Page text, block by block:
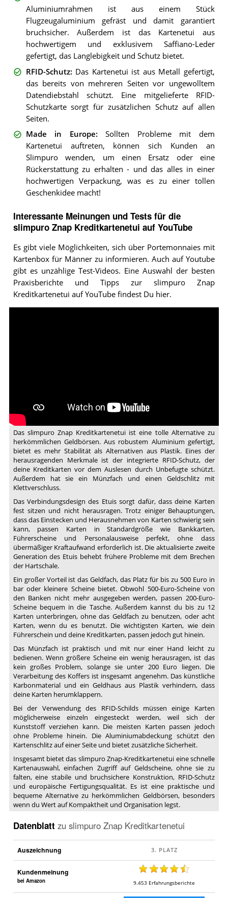
Aluminiumrahmen ist aus einem Stück
Flugzeugaluminium gefräst und damit garantiert
bruchsicher. Außerdem ist das Kartenetui aus
hochwertigem und exklusivem Saffiano-Leder
gefertigt, das Langlebigkeit und Schutz bietet.
RFID-Schutz: Das Kartenetui ist aus Metall gefertigt,
das bereits von mehreren Seiten vor ungewolltem
Datendiebstahl schützt. Eine mitgelieferte RFID-
Schutzkarte sorgt für zusätzlichen Schutz auf allen
Seiten.
Made in Europe:Sollten Probleme mit dem
Kartenetui auftreten, können sich Kunden an
Slimpuro wenden, um einen Ersatz oder eine
Rückerstattung zu erhalten - und das alles in einer
hochwertigen Verpackung, was es zu einer tollen
Geschenkidee macht!
Interessante Meinungen und Tests für die
slimpuro Znap Kreditkartenetui auf YouTube
Es gibt viele Möglichkeiten, sich über Portemonnaies mit
Kartenbox für Männer zu informieren. Auch auf Youtube
gibt es unzählige Test-Videos. Eine Auswahl der besten
Praxisberichte und Tipps zur slimpuro Znap
Kreditkartenetui auf YouTube findest Du hier.
Das slimpuro Znap Kreditkartenetui ist eine tolle Alternative zu
herkömmlichen Geldbörsen. Aus robustem Aluminium gefertigt,
bietet es mehr Stabilität als Alternativen aus Plastik. Eines der
herausragenden Merkmale ist der integrierte RFID-Schutz, der
deine Kreditkarten vor dem Auslesen durch Unbefugte schützt.
Außerdem hat sie ein Münzfach und einen Geldschlitz mit
Klettverschluss.
Das Verbindungsdesign des Etuis sorgt dafür, dass deine Karten
fest sitzen und nicht herausragen. Trotz einiger Behauptungen,
dass das Einstecken und Herausnehmen von Karten schwierig sein
kann, passen Karten in Standardgröße wie Bankkarten,
Führerscheine und Personalausweise perfekt, ohne dass
übermäßiger Kraftaufwand erforderlich ist. Die aktualisierte zweite
Generation des Etuis behebt frühere Probleme mit dem Brechen
der Hartschale.
Ein großer Vorteil ist das Geldfach, das Platz für bis zu 500 Euro in
bar oder kleinere Scheine bietet. Obwohl 500-Euro-Scheine von
den Banken nicht mehr ausgegeben werden, passen 200-Euro-
Scheine bequem in die Tasche. Außerdem kannst du bis zu 12
Karten unterbringen, ohne das Geldfach zu benutzen, oder acht
Karten, wenn du es benutzt. Die wichtigsten Karten, wie dein
Führerschein und deine Kreditkarten, passen jedoch gut hinein.
Das Münzfach ist praktisch und mit nur einer Hand leicht zu
bedienen. Wenn größere Scheine ein wenig herausragen, ist das
kein großes Problem, solange sie unter 200 Euro liegen. Die
Verarbeitung des Koffers ist insgesamt angenehm. Das künstliche
Karbonmaterial und ein Geldhaus aus Plastik verhindern, dass
deine Karten herumklappern.
Bei der Verwendung des RFID-Schilds müssen einige Karten
möglicherweise einzeln eingesteckt werden, weil sich der
Kunststoff verziehen kann. Die meisten Karten passen jedoch
ohne Probleme hinein. Die Aluminiumabdeckung schützt den
Kartenschlitz auf einer Seite und bietet zusätzliche Sicherheit.
Insgesamt bietet das slimpuro Znap-Kreditkartenetui eine schnelle
Kartenauswahl, einfachen Zugriff auf Geldscheine, ohne sie zu
falten, eine stabile und bruchsichere Konstruktion, RFID-Schutz
und europäische Fertigungsqualität. Es ist eine praktische und
bequeme Alternative zu herkömmlichen Geldbörsen, besonders
wenn du Wert auf Kompaktheit und Organisation legst.
Datenblatt zu slimpuro Znap Kreditkartenetui
Auszeichnung
Kundenmeinung
bei Amazon 9.453 Erfahrungsberichte